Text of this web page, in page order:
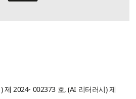
제 2024- 002373 호, (AI 리터러시) 제